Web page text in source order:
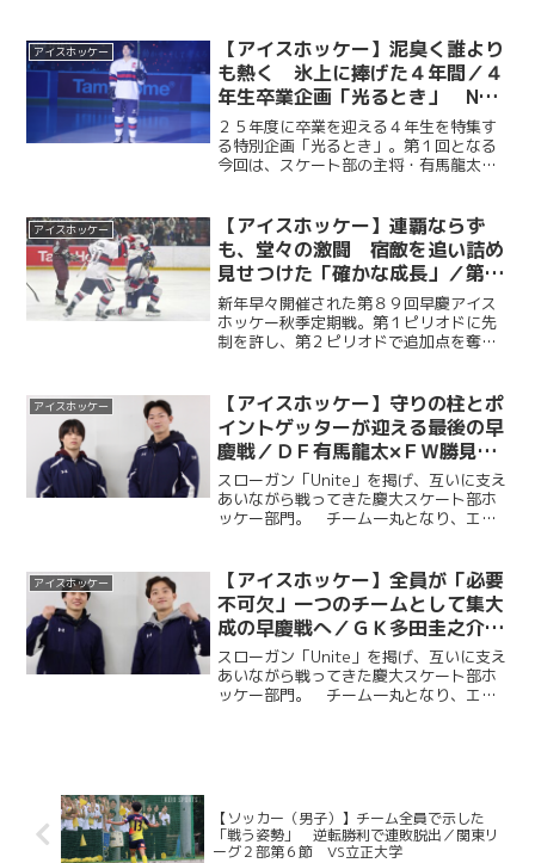
「氷上の格闘技」の名を体現するような
彼の...
アイスホッケー
【アイスホッケー】泥臭く誰より
も熱く 氷上に捧げた４年間／４
年生卒業企画「光るとき」 No.
１・有馬龍太
２５年度に卒業を迎える４年生を特集す
る特別企画「光るとき」。第１回となる
今回は、スケート部の主将・有馬龍太
点が欲しい時に得点を決めるチームの柱
に成長した。４年生では主...
アイスホッケー
【アイスホッケー】連覇ならず
も、堂々の激闘 宿敵を追い詰め
見せつけた「確かな成長」／第８
９回早慶アイスホッケー秋季定期
戦
新年早々開催された第８９回早慶アイス
ホッケー秋季定期戦。第１ピリオドに先
制を許し、第２ピリオドで追加点を奪わ
し反撃の狼煙を上げる。第３ピリオドは
Ｆ...
アイスホッケー
【アイスホッケー】守りの柱とポ
イントゲッターが迎える最後の早
慶戦／ＤＦ有馬龍太×ＦＷ勝見斗
軌〜早慶戦前４年生対談④〜
スローガン「Unite」を掲げ、互いに支え
あいながら戦ってきた慶大スケート部ホ
ッケー部門。 チーム一丸となり、エイ
プの残留を決めた。「１部Ａ残留」とい
う一つの目標を達成...
アイスホッケー
【アイスホッケー】全員が「必要
不可欠」一つのチームとして集大
成の早慶戦へ／ＧＫ多田圭之介×
ＦＷ立島健大～早慶戦前４年生対
談③～
スローガン「Unite」を掲げ、互いに支え
あいながら戦ってきた慶大スケート部ホ
ッケー部門。 チーム一丸となり、エイ
【ソッカー（男子）】チーム全員で示した
「戦う姿勢」 逆転勝利で連敗脱出／関東リ
ーグ２部第６節 VS立正大学